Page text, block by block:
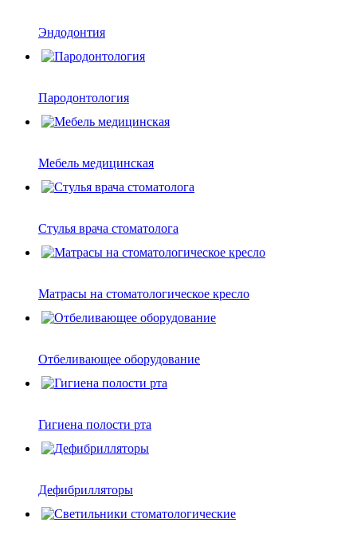
Эндодонтия
Пародонтология
Мебель медицинская
Стулья врача стоматолога
Матрасы на стоматологическое кресло
Отбеливающее оборудование
Гигиена полости рта
Дефибрилляторы